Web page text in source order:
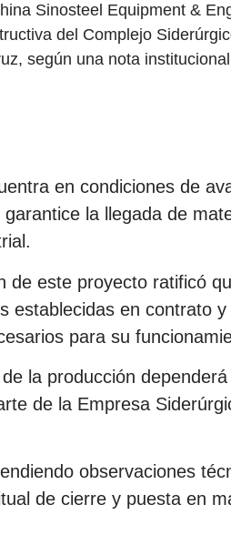
Sinosteel Equipment &
del Complejo
según una nota
en condiciones de
la llegada de
de este proyecto ratificó
establecidas en contrato y
para su
la producción
de la Empresa
observaciones
de cierre y puesta en